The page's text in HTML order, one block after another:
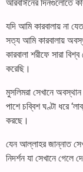
আরবাঈনের দিনগুলোতে
যদি আমি কারবালায় না
সত্য আমি কারবালায়
কারবালা শরীফে সারা
করেছি।
মুসলিমরা সেখানে
পাশে চব্বিশ ঘণ্টা ধরে
করছে।
যেন আল্লাহর জান্নাত
নিদর্শন যা সেখানে গেলে